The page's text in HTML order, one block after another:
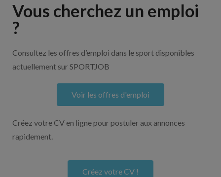
Vous cherchez un emploi
?
Consultez les offres d’emploi dans le sport disponibles
actuellement sur SPORTJOB
Voir les offres d'emploi
Créez votre CV en ligne pour postuler aux annonces
rapidement.
Créez votre CV !